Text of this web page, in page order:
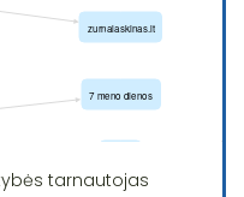
tarnautojas